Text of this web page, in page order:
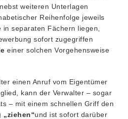
weiteren Unterlagen
Reihenfolge jeweils
separaten Fächern liegen,
sofort zugegriffen
einer solchen Vorgehensweise
einen Anruf vom Eigentümer
kann der Verwalter – sogar
– mit einem schnellen Griff den
und ist sofort darüber